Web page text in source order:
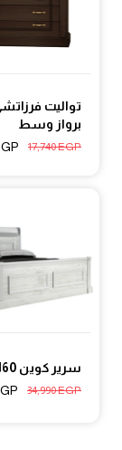
تواليت
برواز وسط
17,740EGP
سرير كوين 160سم
34,990EGP